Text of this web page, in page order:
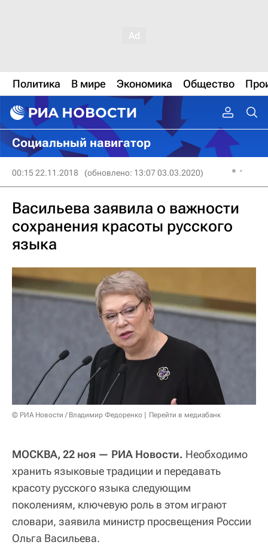
Политика В мире Экономика Общество
Социальный навигатор
00:15 22.11.2018 (обновлено: 13:07 03.03.2020)
Васильева заявила о важности
сохранения красоты русского
языка
© РИА Новости / Владимир Федоренко Перейти в медиабанк
МОСКВА, 22 ноя — РИА Новости. Необходимо
хранить языковые традиции и передавать
красоту русского языка следующим
поколениям, ключевую роль в этом играют
словари, заявила министр просвещения России
Ольга Васильева.